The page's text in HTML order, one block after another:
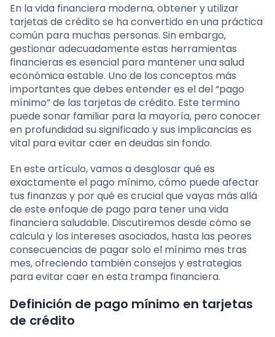
En la vida financiera moderna, obtener y utilizar
tarjetas de crédito se ha convertido en una práctica
común para muchas personas. Sin embargo,
gestionar adecuadamente estas herramientas
financieras es esencial para mantener una salud
económica estable. Uno de los conceptos más
importantes que debes entender es el del “pago
mínimo” de las tarjetas de crédito. Este termino
puede sonar familiar para la mayoría, pero conocer
en profundidad su significado y sus implicancias es
vital para evitar caer en deudas sin fondo.
En este artículo, vamos a desglosar qué es
exactamente el pago mínimo, cómo puede afectar
tus finanzas y por qué es crucial que vayas más allá
de este enfoque de pago para tener una vida
financiera saludable. Discutiremos desde cómo se
calcula y los intereses asociados, hasta las peores
consecuencias de pagar solo el mínimo mes tras
mes, ofreciendo también consejos y estrategias
para evitar caer en esta trampa financiera.
Definición de pago mínimo en tarjetas
de crédito